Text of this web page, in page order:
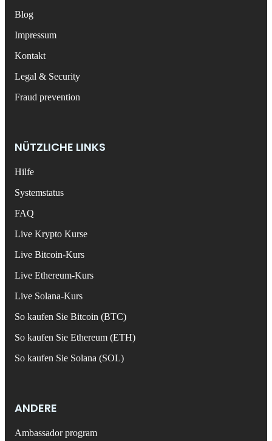
Blog
Impressum
Kontakt
Legal & Security
Fraud prevention
NÜTZLICHE LINKS
Hilfe
Systemstatus
FAQ
Live Krypto Kurse
Live Bitcoin-Kurs
Live Ethereum-Kurs
Live Solana-Kurs
So kaufen Sie Bitcoin (BTC)
So kaufen Sie Ethereum (ETH)
So kaufen Sie Solana (SOL)
ANDERE
Ambassador program